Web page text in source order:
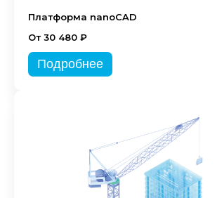
Платформа nanoCAD
От 30 480 ₽
Подробнее